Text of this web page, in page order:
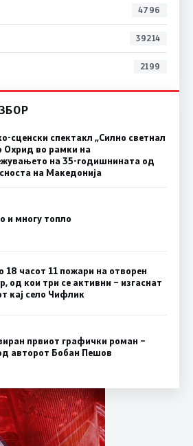
4796
39214
2199
сценски спектакл „Силно светнал
Охрид во рамки на
на 35-годишнината од
на Македонија
и многу топло
18 часот 11 пожари на отворен
од кои три се активни – изгаснат
кај село Чифлик
првиот графички роман –
авторот Бобан Пешов